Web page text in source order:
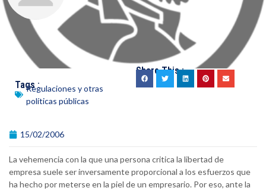
Tags :
Regulaciones y otras
políticas públicas
Share This :
15/02/2006
La vehemencia con la que una persona critica la libertad de
empresa suele ser inversamente proporcional a los esfuerzos que
ha hecho por meterse en la piel de un empresario. Por eso, ante la